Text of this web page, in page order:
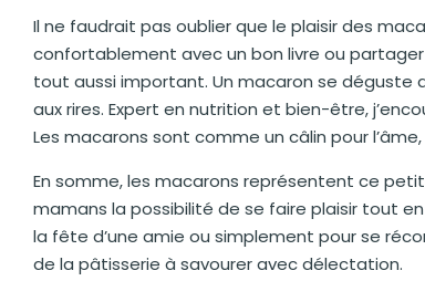
Il ne faudrait pas oublier que le plaisir des
confortablement avec un bon livre ou
tout aussi important. Un macaron se déguste
aux rires. Expert en nutrition et bien-être,
Les macarons sont comme un câlin pour
En somme, les macarons représentent ce
mamans la possibilité de se faire plaisir tout
la fête d’une amie ou simplement pour se
de la pâtisserie à savourer avec délectation.